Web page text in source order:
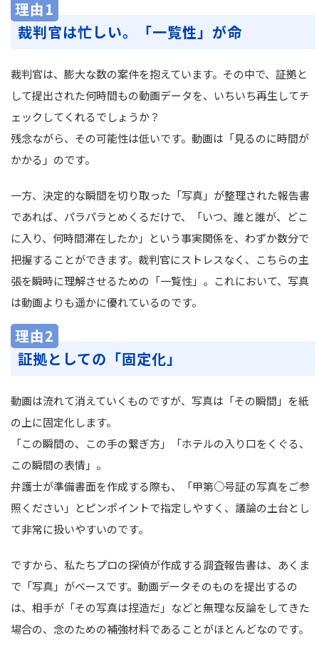
理由1
裁判官は忙しい。「一覧性」が命
裁判官は、膨大な数の案件を抱えています。その中で、証拠と
して提出された何時間もの動画データを、いちいち再生してチ
ェックしてくれるでしょうか？
残念ながら、その可能性は低いです。動画は「見るのに時間が
かかる」のです。
一方、決定的な瞬間を切り取った「写真」が整理された報告書
であれば、パラパラとめくるだけで、「いつ、誰と誰が、どこ
に入り、何時間滞在したか」という事実関係を、わずか数分で
把握することができます。裁判官にストレスなく、こちらの主
張を瞬時に理解させるための「一覧性」。これにおいて、写真
は動画よりも遥かに優れているのです。
理由2
証拠としての「固定化」
動画は流れて消えていくものですが、写真は「その瞬間」を紙
の上に固定化します。
「この瞬間の、この手の繋ぎ方」「ホテルの入り口をくぐる、
この瞬間の表情」。
弁護士が準備書面を作成する際も、「甲第○号証の写真をご参
照ください」とピンポイントで指定しやすく、議論の土台とし
て非常に扱いやすいのです。
ですから、私たちプロの探偵が作成する調査報告書は、あくま
で「写真」がベースです。動画データそのものを提出するの
は、相手が「その写真は捏造だ」などと無理な反論をしてきた
場合の、念のための補強材料であることがほとんどなのです。